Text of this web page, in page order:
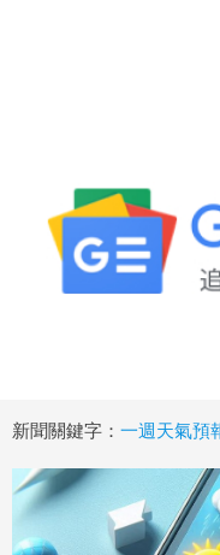
新聞關鍵字： 一週天氣預